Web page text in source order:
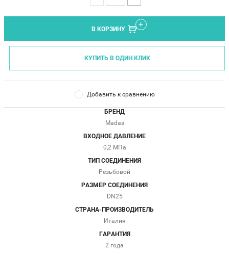
В КОРЗИНУ
КУПИТЬ В ОДИН КЛИК
Добавить к сравнению
БРЕНД
Madas
ВХОДНОЕ ДАВЛЕНИЕ
0,2 МПа
ТИП СОЕДИНЕНИЯ
Резьбовой
РАЗМЕР СОЕДИНЕНИЯ
DN25
СТРАНА-ПРОИЗВОДИТЕЛЬ
Италия
ГАРАНТИЯ
2 года